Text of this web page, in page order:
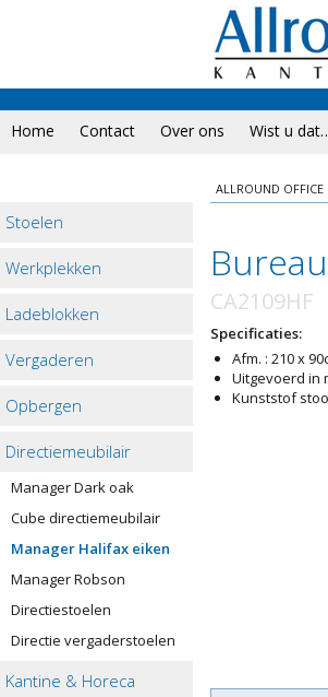
Home Contact Over ons Wist u
Stoelen
Werkplekken
Ladeblokken
Vergaderen
Opbergen
Directiemeubilair
Manager Dark oak
Cube directiemeubilair
Manager Halifax eiken
Manager Robson
Directiestoelen
Directie vergaderstoelen
Kantine & Horeca
ALLROUND OFFICE
CA2109HF
Specificaties:
Afm. : 210 x
Uitgevoerd in
Kunststof